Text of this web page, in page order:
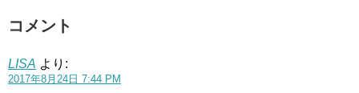
コメント
LISA より:
2017年8月24日 7:44 PM